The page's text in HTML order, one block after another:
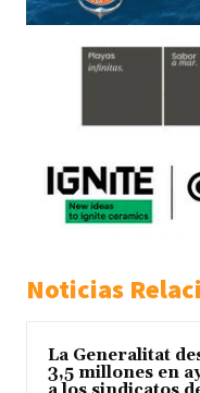
Noticias
La Generalitat
3,5 millones en